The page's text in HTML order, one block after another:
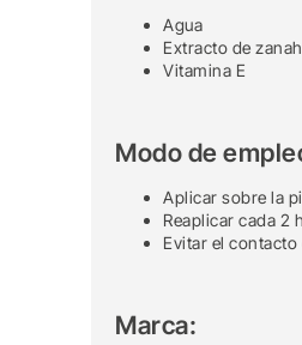
Agua
Extracto de
Vitamina E
Modo de
Aplicar sobre la
Reaplicar cada 2
Evitar el
Marca: